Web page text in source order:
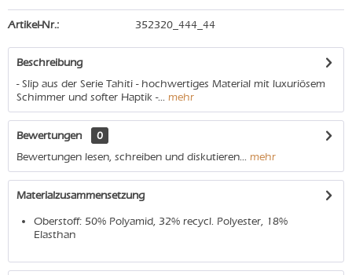
Artikel-Nr.: 352320_444_44
Beschreibung
- Slip aus der Serie Tahiti - hochwertiges Material mit luxuriösem
Schimmer und softer Haptik -... mehr
Bewertungen
0
Bewertungen lesen, schreiben und diskutieren... mehr
Materialzusammensetzung
Oberstoff: 50% Polyamid, 32% recycl. Polyester, 18%
Elasthan